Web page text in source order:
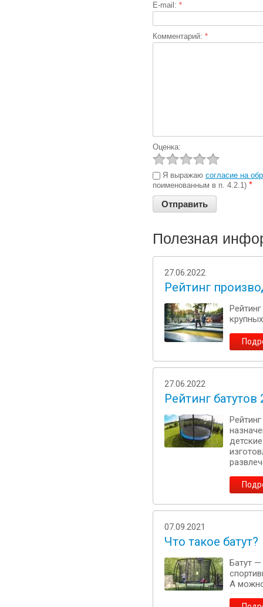
E-mail: *
Комментарий: *
Оценка:
Я выражаю согласие на
поименованным в п. 4.2.1) *
Полезная
27.06.2022
Рейтинг
27.06.2022
Рейтинг батутов
07.09.2021
Что такое батут?
Батут
А